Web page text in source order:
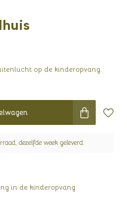
op de kinderopvang.
dezelfde week geleverd.
in de kinderopvang